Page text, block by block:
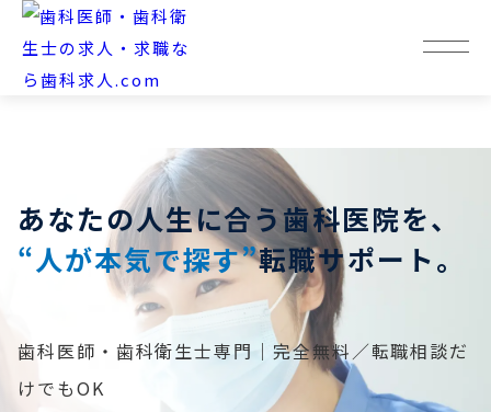
あなたの人生に合う歯科医院を、
“人が本気で探す”転職サポート。
歯科医師・歯科衛生士専門｜完全無料／転職相談だ
けでもOK